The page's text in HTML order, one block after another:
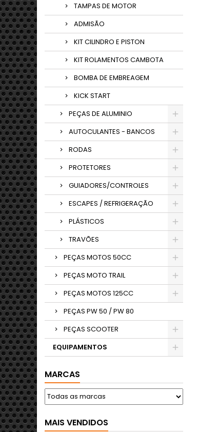
TAMPAS DE MOTOR
ADMISÃO
KIT CILINDRO E PISTON
KIT ROLAMENTOS CAMBOTA
BOMBA DE EMBREAGEM
KICK START
PEÇAS DE ALUMINIO
AUTOCULANTES - BANCOS
RODAS
PROTETORES
GUIADORES/CONTROLES
ESCAPES / REFRIGERAÇÃO
PLÁSTICOS
TRAVÕES
PEÇAS MOTOS 50CC
PEÇAS MOTO TRAIL
PEÇAS MOTOS 125CC
PEÇAS PW 50 / PW 80
PEÇAS SCOOTER
EQUIPAMENTOS
MARCAS
MAIS VENDIDOS